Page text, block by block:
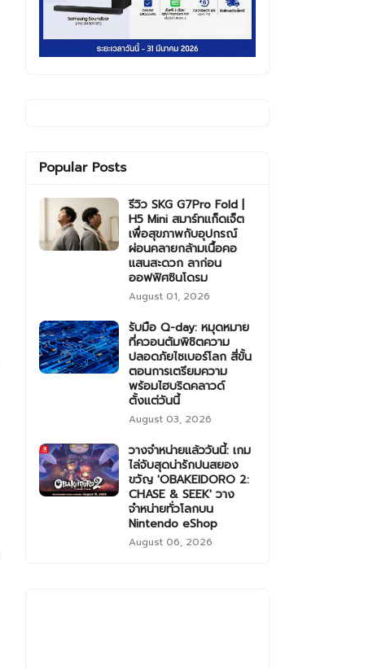
Popular Posts
รีวิว SKG G7Pro Fold |
H5 Mini สมาร์ทแก็ดเจ็ต
เพื่อสุขภาพกับอุปกรณ์
ผ่อนคลายกล้ามเนื้อคอ
แสนสะดวก ลาก่อน
ออฟฟิศซินโดรม
August 01, 2026
รับมือ Q-day: หมุดหมาย
ที่ควอนตัมพิชิตความ
ปลอดภัยไซเบอร์โลก สี่ขั้น
ตอนการเตรียมความ
พร้อมไฮบริดคลาวด์
ตั้งแต่วันนี้
August 03, 2026
วางจำหน่ายแล้ววันนี้: เกม
ไล่จับสุดน่ารักปนสยอง
ขวัญ 'OBAKEIDORO 2:
CHASE & SEEK' วาง
จำหน่ายทั่วโลกบน
Nintendo eShop
August 06, 2026